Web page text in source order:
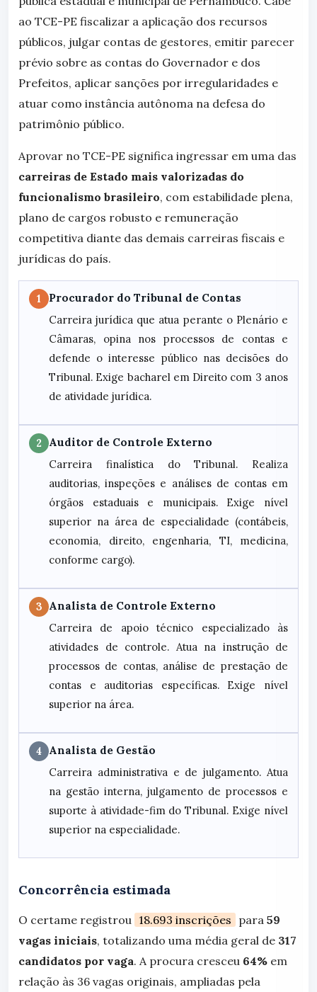
ao TCE-PE fiscalizar a aplicação dos recursos
públicos, julgar contas de gestores, emitir parecer
prévio sobre as contas do Governador e dos
Prefeitos, aplicar sanções por irregularidades e
atuar como instância autônoma na defesa do
patrimônio público.
Aprovar no TCE-PE significa ingressar em uma das
carreiras de Estado mais valorizadas do
funcionalismo brasileiro, com estabilidade plena,
plano de cargos robusto e remuneração
competitiva diante das demais carreiras fiscais e
jurídicas do país.
1
Procurador do Tribunal de Contas
Carreira jurídica que atua perante o Plenário e
Câmaras, opina nos processos de contas e
defende o interesse público nas decisões do
Tribunal. Exige bacharel em Direito com 3 anos
de atividade jurídica.
2
Auditor de Controle Externo
Carreira finalística do Tribunal. Realiza
auditorias, inspeções e análises de contas em
órgãos estaduais e municipais. Exige nível
superior na área de especialidade (contábeis,
economia, direito, engenharia, TI, medicina,
conforme cargo).
3
Analista de Controle Externo
Carreira de apoio técnico especializado às
atividades de controle. Atua na instrução de
processos de contas, análise de prestação de
contas e auditorias específicas. Exige nível
superior na área.
4
Analista de Gestão
Carreira administrativa e de julgamento. Atua
na gestão interna, julgamento de processos e
suporte à atividade-fim do Tribunal. Exige nível
superior na especialidade.
Concorrência estimada
O certame registrou 18.693 inscrições para 59
vagas iniciais, totalizando uma média geral de 317
candidatos por vaga. A procura cresceu 64% em
relação às 36 vagas originais, ampliadas pela